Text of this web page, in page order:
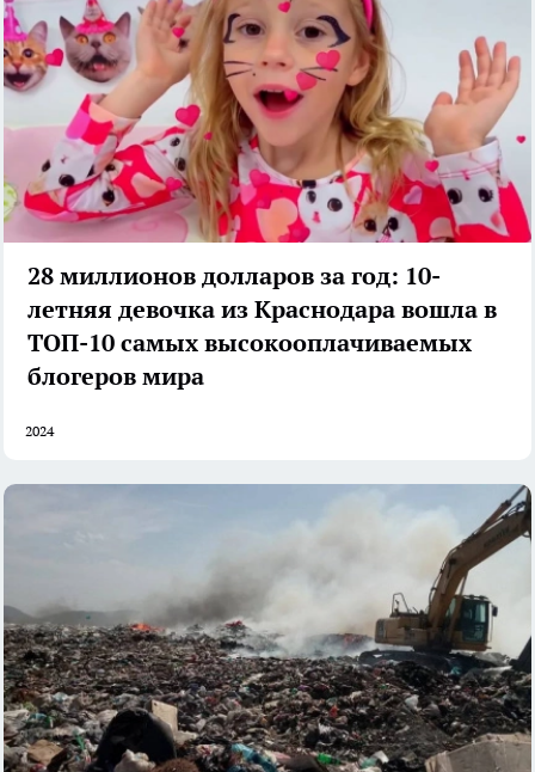
28 миллионов долларов за год: 10-
летняя девочка из Краснодара вошла в
ТОП-10 самых высокооплачиваемых
блогеров мира
2024